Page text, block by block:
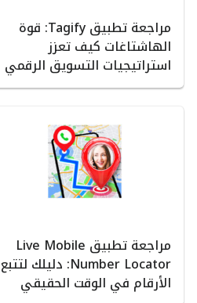
مراجعة تطبيق Tagify: قوة
الهاشتاغات كيف تعزز
استراتيجيات التسويق الرقمي
مراجعة تطبيق Live Mobile
Number Locator: دليلك لتتبع
الأرقام في الوقت الحقيقي